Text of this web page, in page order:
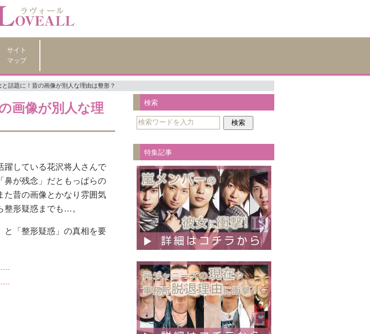
サイト
マップ
話題に！昔の画像が別人な理由は整形？
画像が別人な理
躍している花沢将人さんで
鼻が残念」だともっぱらの
た昔の画像とかなり雰囲気
整形疑惑までも…。
と「整形疑惑」の真相を要
検索
特集記事